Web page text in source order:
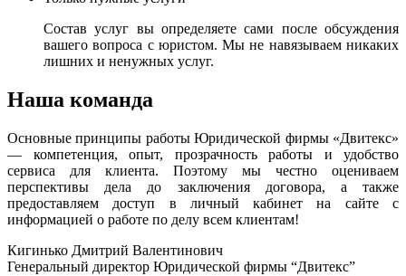
Состав услуг вы определяете сами после обсуждения
вашего вопроса с юристом. Мы не навязываем никаких
лишних и ненужных услуг.
Наша команда
Основные принципы работы Юридической фирмы «Двитекс»
— компетенция, опыт, прозрачность работы и удобство
сервиса для клиента. Поэтому мы честно оцениваем
перспективы дела до заключения договора, а также
предоставляем доступ в личный кабинет на сайте с
информацией о работе по делу всем клиентам!
Кигинько Дмитрий Валентинович
Генеральный директор Юридической фирмы “Двитекс”